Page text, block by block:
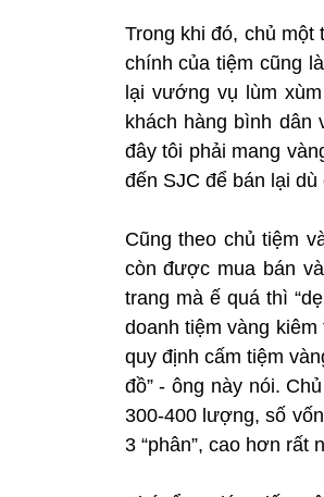
Trong khi đó, chủ một
chính của tiệm cũng
lại vướng vụ lùm
khách hàng bình dân
đây tôi phải mang
đến SJC để bán lại dù
Cũng theo chủ tiệm
còn được mua bán
trang mà ế quá thì
doanh tiệm vàng
quy định cấm tiệm
đồ” - ông này nói.
300-400 lượng, số
3 “phân”, cao hơn rất